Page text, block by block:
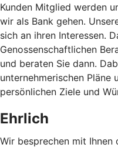
Kunden Mitglied werden
wir als Bank gehen.
sich an ihren Interessen.
Genossenschaftlichen
und beraten Sie dann.
unternehmerischen Pläne
persönlichen Ziele und
Ehrlich
Wir besprechen mit